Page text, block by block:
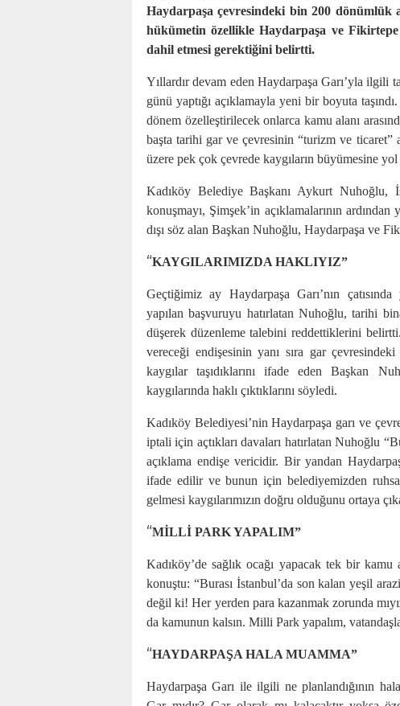
Haydarpaşa çevresindeki bin 200
hükümetin özellikle Haydarpaşa ve
dahil etmesi gerektiğini belirtti.
Yıllardır devam eden Haydarpaşa Garı’yla ilgili
günü yaptığı açıklamayla yeni bir boyuta
dönem özelleştirilecek onlarca kamu alanı
başta tarihi gar ve çevresinin “turizm ve ticaret”
üzere pek çok çevrede kaygıların büyümesine yol
Kadıköy Belediye Başkanı Aykurt Nuhoğlu,
konuşmayı, Şimşek’in açıklamalarının
dışı söz alan Başkan Nuhoğlu, Haydarpaşa ve
“KAYGILARIMIZDA HAKLIYIZ”
Geçtiğimiz ay Haydarpaşa Garı’nın
yapılan başvuruyu hatırlatan Nuhoğlu, tarihi
düşerek düzenleme talebini reddettiklerini
vereceği endişesinin yanı sıra gar
kaygılar taşıdıklarını ifade eden Başkan
kaygılarında haklı çıktıklarını söyledi.
Kadıköy Belediyesi’nin Haydarpaşa garı ve
iptali için açtıkları davaları hatırlatan Nuhoğlu
açıklama endişe vericidir. Bir yandan
ifade edilir ve bunun için belediyemizden
gelmesi kaygılarımızın doğru olduğunu ortaya
“MİLLİ PARK YAPALIM”
Kadıköy’de sağlık ocağı yapacak tek bir
konuştu: “Burası İstanbul’da son kalan yeşil
değil ki! Her yerden para kazanmak zorunda
da kamunun kalsın. Milli Park yapalım,
“HAYDARPAŞA HALA MUAMMA”
Haydarpaşa Garı ile ilgili ne planlandığının